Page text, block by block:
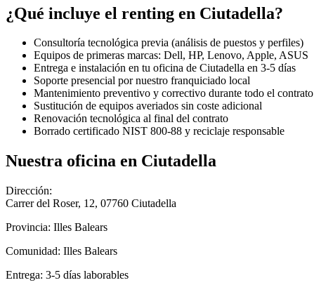
¿Qué incluye el renting en Ciutadella?
Consultoría tecnológica previa (análisis de puestos y perfiles)
Equipos de primeras marcas: Dell, HP, Lenovo, Apple, ASUS
Entrega e instalación en tu oficina de Ciutadella en 3-5 días
Soporte presencial por nuestro franquiciado local
Mantenimiento preventivo y correctivo durante todo el contrato
Sustitución de equipos averiados sin coste adicional
Renovación tecnológica al final del contrato
Borrado certificado NIST 800-88 y reciclaje responsable
Nuestra oficina en Ciutadella
Dirección:
Carrer del Roser, 12, 07760 Ciutadella
Provincia: Illes Balears
Comunidad: Illes Balears
Entrega: 3-5 días laborables